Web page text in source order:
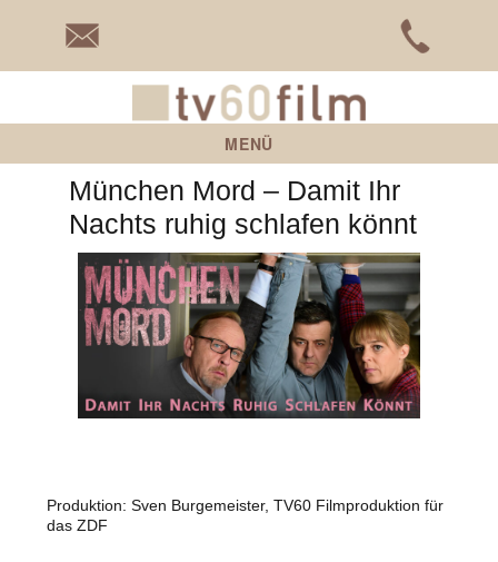
MENÜ
München Mord – Damit Ihr
Nachts ruhig schlafen könnt
Produktion: Sven Burgemeister, TV60 Filmproduktion für
das ZDF